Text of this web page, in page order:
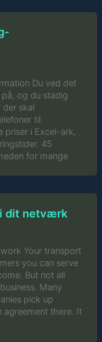
Du ved det
og du stadig
skal
til
priser i Excel-ark,
45
for mange
dit netværk
Your transport
you can serve
But not all
Many
pick up
agreement there. It